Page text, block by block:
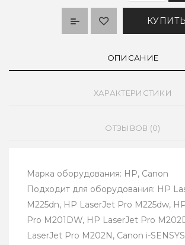
ОПИСАНИЕ
ХАРАКТЕРИСТИКИ
ОТЗЫВОВ (0)
Марка оборудования: HP, Canon
Подходит для оборудования: HP
M225dn, HP LaserJet Pro M225dw,
Pro M201DW, HP LaserJet Pro
LaserJet Pro M202N, Canon i-